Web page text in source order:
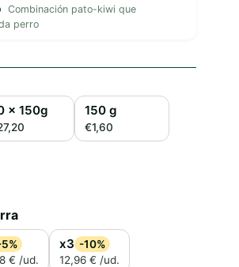
Combinación pato-kiwi que
perro
x 150g 150 g
€1,60
€ /ud.
x3 -10%
12,96 € /ud.